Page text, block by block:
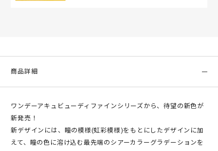
商品詳細
ワンデーアキュビューディファインシリーズから、待望の新色が
新発売！
新デザインには、瞳の模様(虹彩模様)をもとにしたデザインに加
えて、瞳の色に溶け込む最先端のシアーカラーグラデーションを